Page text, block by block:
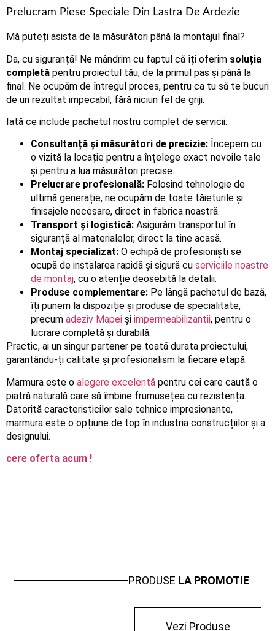
Prelucram Piese Speciale Din Lastra De Ardezie
Mă puteți asista de la măsurători până la montajul final?
Da, cu siguranță! Ne mândrim cu faptul că îți oferim soluția
completă pentru proiectul tău, de la primul pas și până la
final. Ne ocupăm de întregul proces, pentru ca tu să te bucuri
de un rezultat impecabil, fără niciun fel de griji.
Iată ce include pachetul nostru complet de servicii:
Consultanță și măsurători de precizie: Începem cu
o vizită la locație pentru a înțelege exact nevoile tale
și pentru a lua măsurători precise.
Prelucrare profesională: Folosind tehnologie de
ultimă generație, ne ocupăm de toate tăieturile și
finisajele necesare, direct în fabrica noastră.
Transport și logistică: Asigurăm transportul în
siguranță al materialelor, direct la tine acasă.
Montaj specializat: O echipă de profesioniști se
ocupă de instalarea rapidă și sigură cu serviciile noastre
de montaj, cu o atenție deosebită la detalii.
Produse complementare: Pe lângă pachetul de bază,
îți punem la dispoziție și produse de specialitate,
precum adeziv Mapei și impermeabilizantii, pentru o
lucrare completă și durabilă.
Practic, ai un singur partener pe toată durata proiectului,
garantându-ți calitate și profesionalism la fiecare etapă.
Marmura este o alegere excelentă pentru cei care caută o
piatră naturală care să îmbine frumusețea cu rezistența.
Datorită caracteristicilor sale tehnice impresionante,
marmura este o opțiune de top în industria construcțiilor și a
designului.
cere oferta acum !
PRODUSE LA PROMOTIE
Vezi Produse